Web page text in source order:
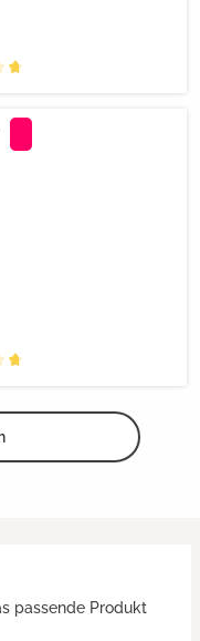
passende Produkt